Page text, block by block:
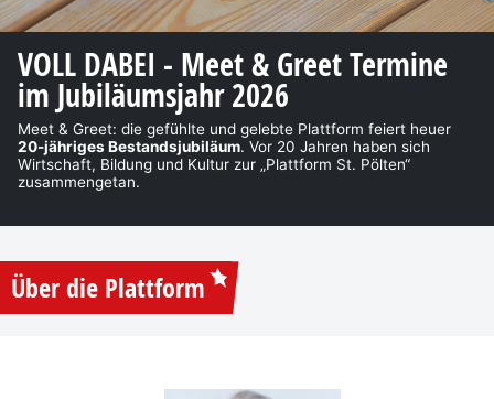
VOLL DABEI - Meet & Greet Termine
im Jubiläumsjahr 2026
Meet & Greet: die gefühlte und gelebte Plattform feiert heuer
20-jähriges Bestandsjubiläum. Vor 20 Jahren haben sich
Wirtschaft, Bildung und Kultur zur „Plattform St. Pölten“
zusammengetan.
Über die Plattform